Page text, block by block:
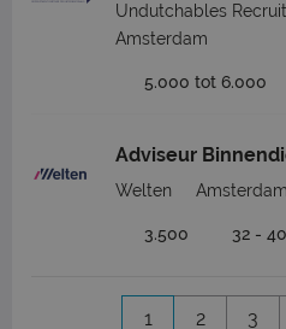
Undutchables
Amsterdam
5.000 tot 6.000
Adviseur
Welten Amsterdam
3.500 32 -
1 2 3